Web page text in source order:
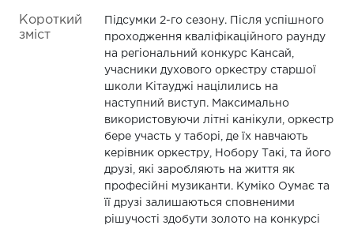
Короткий
зміст
Підсумки 2-го сезону. Після успішного
проходження кваліфікаційного раунду
на регіональний конкурс Кансай,
учасники духового оркестру старшої
школи Кітауджі націлились на
наступний виступ. Максимально
використовуючи літні канікули, оркестр
бере участь у таборі, де їх навчають
керівник оркестру, Нобору Такі, та його
друзі, які заробляють на життя як
професійні музиканти. Куміко Оумає та
її друзі залишаються сповненими
рішучості здобути золото на конкурсі